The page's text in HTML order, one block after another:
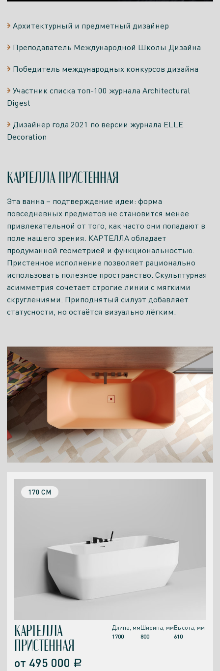
Архитектурный и предметный дизайнер
Преподаватель Международной Школы Дизайна
Победитель международных конкурсов дизайна
Участник списка топ-100 журнала Architectural
Digest
Дизайнер года 2021 по версии журнала ELLE
Decoration
КАРТЕЛЛА ПРИСТЕННАЯ
Эта ванна – подтверждение идеи: форма
повседневных предметов не становится менее
привлекательной от того, как часто они попадают в
поле нашего зрения. КАРТЕЛЛА обладает
продуманной геометрией и функциональностью.
Пристенное исполнение позволяет рационально
использовать полезное пространство. Скульптурная
асимметрия сочетает строгие линии с мягкими
скруглениями. Приподнятый силуэт добавляет
статусности, но остаётся визуально лёгким.
170 СМ
Длина, мм
1700
Ширина, мм
800
Высота, мм
610
КАРТЕЛЛА
ПРИСТЕННАЯ
от 495 000 a